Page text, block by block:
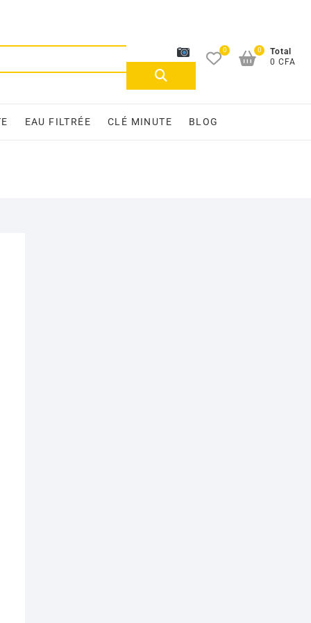
Recherche
0
Total
0 CFA
0
EAU FILTRÉE CLÉ MINUTE BLOG